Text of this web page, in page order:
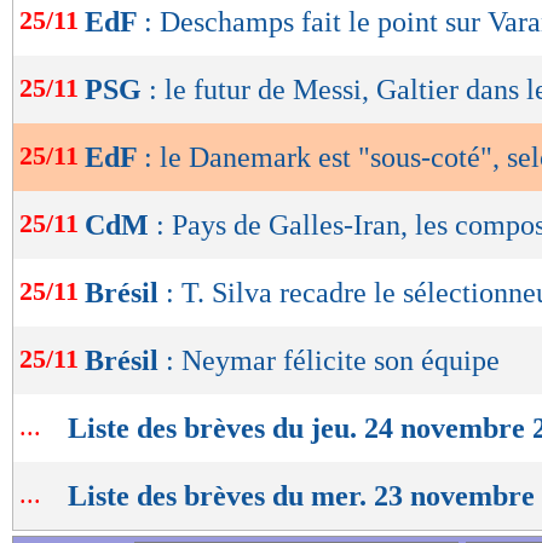
de
OK
25/11 EdF : Deschamps fait le point sur
25/11 PSG : le futur de Messi, Galtier dans
25/11 EdF : le Danemark est "sous-coté",
25/11 CdM : Pays de Galles-Iran, les
25/11 Brésil : T. Silva recadre le
25/11 Brésil : Neymar félicite son équipe
... Liste des brèves du jeu. 24 novembre
... Liste des brèves du mer. 23 novembre